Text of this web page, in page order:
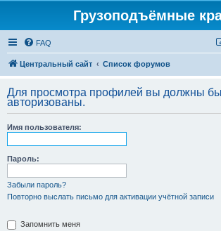
Грузоподъёмные
FAQ
Центральный сайт Список форумов
Для просмотра профилей вы должны
авторизованы.
Имя пользователя:
Пароль:
Забыли пароль?
Повторно выслать письмо для активации учётной записи
Запомнить меня